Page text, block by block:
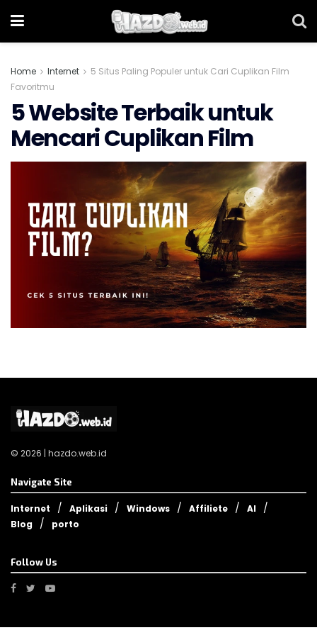
Home Internet
5 Situs Paling Populer untuk Cari Cuplikan Film
Favoritmu
5 Website Terbaik untuk
Mencari Cuplikan Film
© 2026 | hazdo.web.id
Navigate Site
Internet Aplikasi Windows Affiliete
AI
Blog
porto
Follow Us